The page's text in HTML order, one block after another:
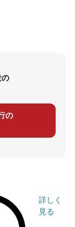
の
の
詳しく
見る